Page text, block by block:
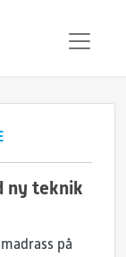
ny teknik